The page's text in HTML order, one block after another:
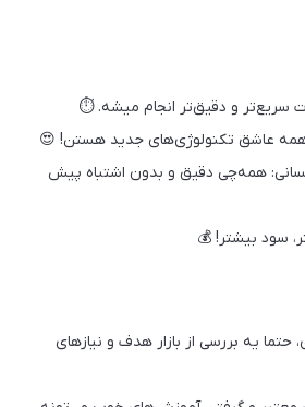
سریع‌تر و دقیق‌تر انجام میشه. ⏱️
همه عاشق تکنولوژی‌های جدید هستن! 😍
همه‌چی دقیق و بدون اشتباه پیش
سود بیشتر! 💰
حتما یه بررسی از بازار هدف و نیازهای